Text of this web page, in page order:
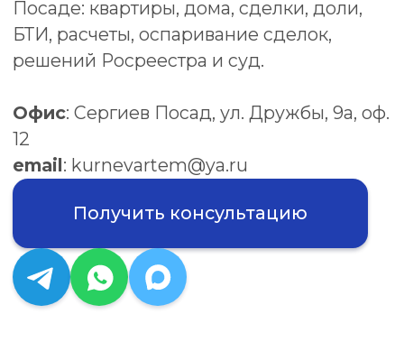
: kurnevartem@ya.ru
Получить консультацию